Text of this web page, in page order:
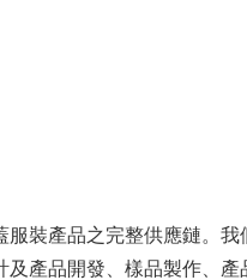
裝產品之完整供應鏈。我
產品開發、樣品製作、產